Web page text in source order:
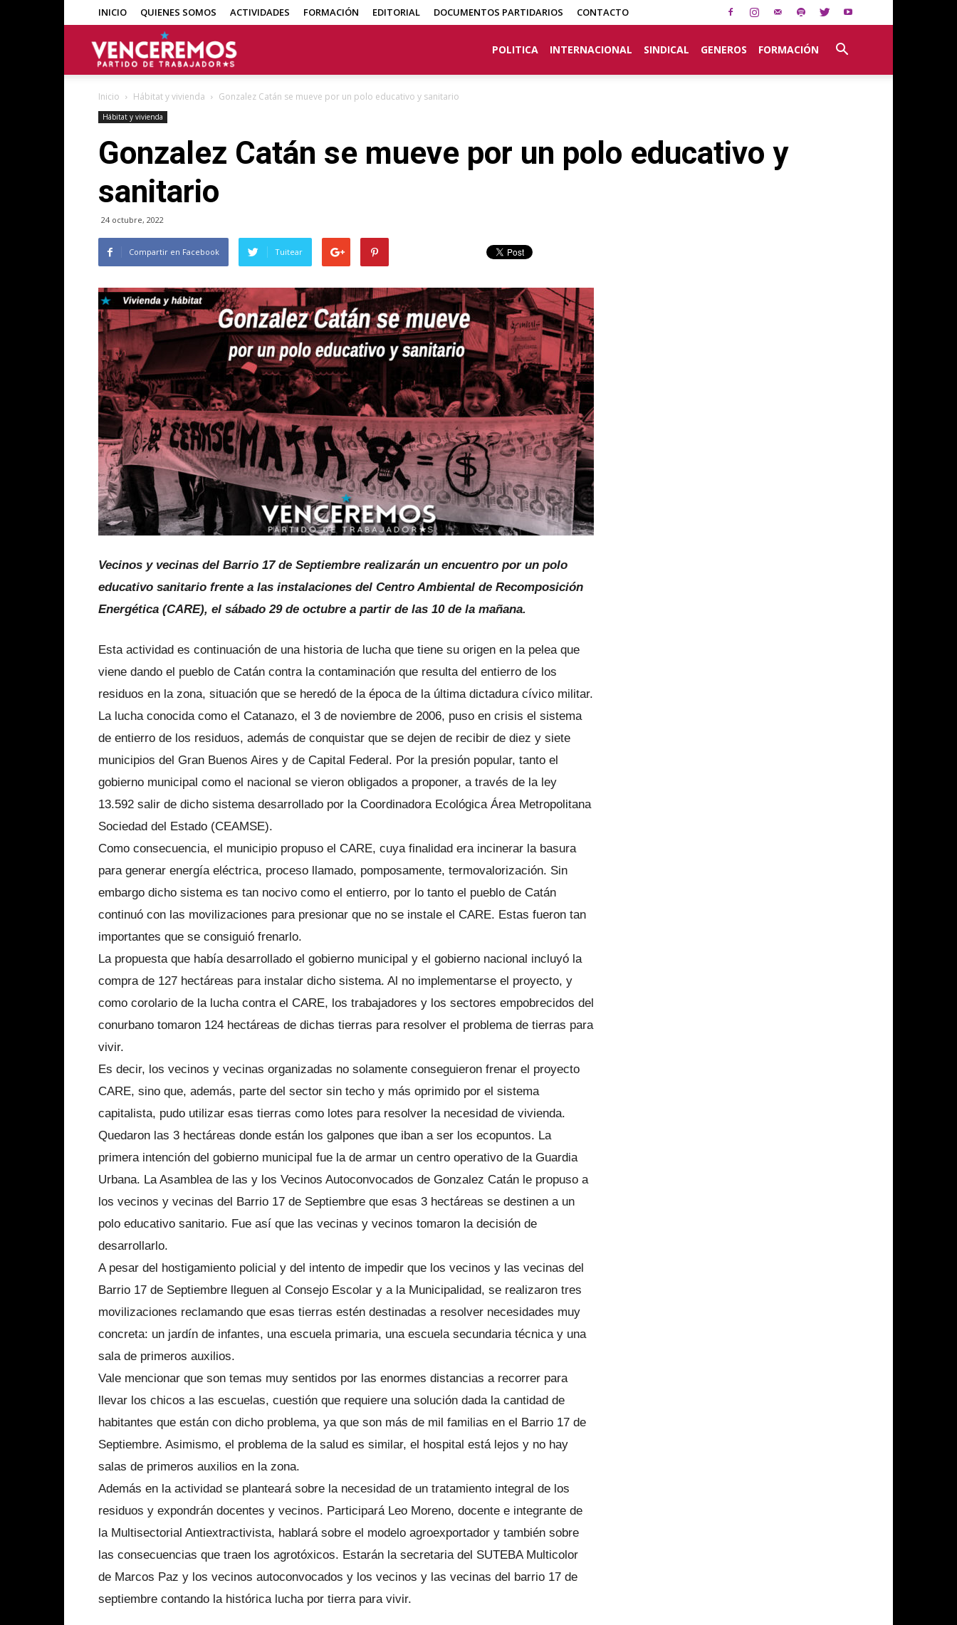
INICIO QUIENES SOMOS ACTIVIDADES FORMACIÓN EDITORIAL DOCUMENTOS PARTIDARIOS CONTACTO
POLITICA INTERNACIONAL SINDICAL GENEROS FORMACIÓN
Inicio Hábitat y vivienda Gonzalez Catán se mueve por un polo educativo y sanitario
Hábitat y vivienda
Gonzalez Catán se mueve por un polo educativo y
sanitario
24 octubre, 2022
Compartir en Facebook Tuitear
Vecinos y vecinas del Barrio 17 de Septiembre realizarán un encuentro por un polo
educativo sanitario frente a las instalaciones del Centro Ambiental de Recomposición
Energética (CARE), el sábado 29 de octubre a partir de las 10 de la mañana.
Esta actividad es continuación de una historia de lucha que tiene su origen en la pelea que
viene dando el pueblo de Catán contra la contaminación que resulta del entierro de los
residuos en la zona, situación que se heredó de la época de la última dictadura cívico militar.
La lucha conocida como el Catanazo, el 3 de noviembre de 2006, puso en crisis el sistema
de entierro de los residuos, además de conquistar que se dejen de recibir de diez y siete
municipios del Gran Buenos Aires y de Capital Federal. Por la presión popular, tanto el
gobierno municipal como el nacional se vieron obligados a proponer, a través de la ley
13.592 salir de dicho sistema desarrollado por la Coordinadora Ecológica Área Metropolitana
Sociedad del Estado (CEAMSE).
Como consecuencia, el municipio propuso el CARE, cuya finalidad era incinerar la basura
para generar energía eléctrica, proceso llamado, pomposamente, termovalorización. Sin
embargo dicho sistema es tan nocivo como el entierro, por lo tanto el pueblo de Catán
continuó con las movilizaciones para presionar que no se instale el CARE. Estas fueron tan
importantes que se consiguió frenarlo.
La propuesta que había desarrollado el gobierno municipal y el gobierno nacional incluyó la
compra de 127 hectáreas para instalar dicho sistema. Al no implementarse el proyecto, y
como corolario de la lucha contra el CARE, los trabajadores y los sectores empobrecidos del
conurbano tomaron 124 hectáreas de dichas tierras para resolver el problema de tierras para
vivir.
Es decir, los vecinos y vecinas organizadas no solamente conseguieron frenar el proyecto
CARE, sino que, además, parte del sector sin techo y más oprimido por el sistema
capitalista, pudo utilizar esas tierras como lotes para resolver la necesidad de vivienda.
Quedaron las 3 hectáreas donde están los galpones que iban a ser los ecopuntos. La
primera intención del gobierno municipal fue la de armar un centro operativo de la Guardia
Urbana. La Asamblea de las y los Vecinos Autoconvocados de Gonzalez Catán le propuso a
los vecinos y vecinas del Barrio 17 de Septiembre que esas 3 hectáreas se destinen a un
polo educativo sanitario. Fue así que las vecinas y vecinos tomaron la decisión de
desarrollarlo.
A pesar del hostigamiento policial y del intento de impedir que los vecinos y las vecinas del
Barrio 17 de Septiembre lleguen al Consejo Escolar y a la Municipalidad, se realizaron tres
movilizaciones reclamando que esas tierras estén destinadas a resolver necesidades muy
concreta: un jardín de infantes, una escuela primaria, una escuela secundaria técnica y una
sala de primeros auxilios.
Vale mencionar que son temas muy sentidos por las enormes distancias a recorrer para
llevar los chicos a las escuelas, cuestión que requiere una solución dada la cantidad de
habitantes que están con dicho problema, ya que son más de mil familias en el Barrio 17 de
Septiembre. Asimismo, el problema de la salud es similar, el hospital está lejos y no hay
salas de primeros auxilios en la zona.
Además en la actividad se planteará sobre la necesidad de un tratamiento integral de los
residuos y expondrán docentes y vecinos. Participará Leo Moreno, docente e integrante de
la Multisectorial Antiextractivista, hablará sobre el modelo agroexportador y también sobre
las consecuencias que traen los agrotóxicos. Estarán la secretaria del SUTEBA Multicolor
de Marcos Paz y los vecinos autoconvocados y los vecinos y las vecinas del barrio 17 de
septiembre contando la histórica lucha por tierra para vivir.